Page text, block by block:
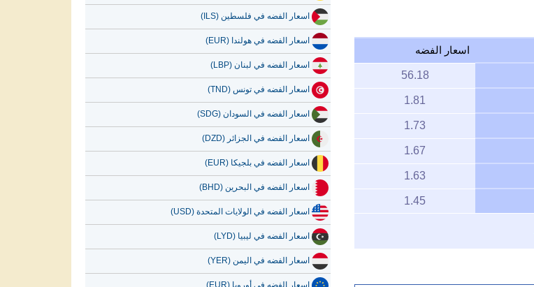
اسعار الفضه
56.18
1.81
1.73
1.67
1.63
1.45
اسعار الفضه في فلسطين (ILS)
اسعار الفضه في هولندا (EUR)
اسعار الفضه في لبنان (LBP)
اسعار الفضه في تونس (TND)
اسعار الفضه في السودان (SDG)
اسعار الفضه في الجزائر (DZD)
اسعار الفضه في بلجيكا (EUR)
اسعار الفضه في البحرين (BHD)
اسعار الفضه في الولايات المتحدة (USD)
اسعار الفضه في ليبيا (LYD)
اسعار الفضه في اليمن (YER)
اسعار الفضه في أوروبا (EUR)